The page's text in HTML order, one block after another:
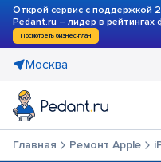
Открой сервис с поддержкой
Pedant.ru – лидер в рейтингах
Посмотреть бизнес-план
Москва
Главная Ремонт Apple